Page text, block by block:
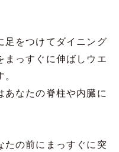
足をつけてダイニング
まっすぐに伸ばしウエ
あなたの脊柱や内臓に
たの前にまっすぐに突